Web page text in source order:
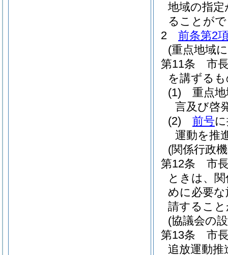
地域の指
ることが
2
前条第2
(重点地域
第11条
市
を講ずる
(1)
重点
言及び啓
(2)
前号
運動を推
(関係行政
第12条
市
ときは、
めに必要
請するこ
(協議会の
第13条
市
追放運動